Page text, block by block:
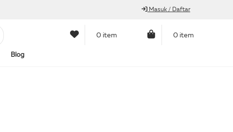
Masuk / Daftar
0 item 0 item
Blog